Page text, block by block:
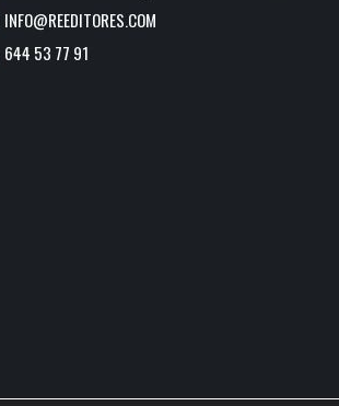
INFO@REEDITORES.COM
644 53 77 91